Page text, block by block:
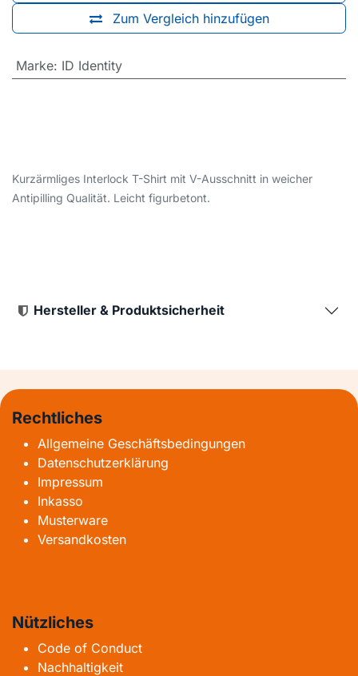
Zum Vergleich hinzufügen
Marke: ID Identity
Kurzärmliges Interlock T-Shirt mit V-Ausschnitt in weicher
Antipilling Qualität. Leicht figurbetont.
Hersteller & Produktsicherheit
Rechtliches
Allgemeine Geschäftsbedingungen
Datenschutzerklärung
Impressum
Inkasso
Musterware
Versandkosten
Nützliches
Code of Conduct
Nachhaltigkeit